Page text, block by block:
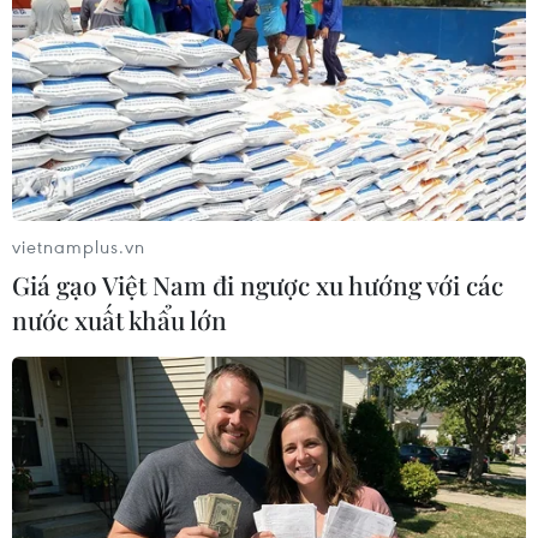
Những lý do khiến du
khách Ấn Độ chuyển
hướng sang Việt Nam
08/08/2026 23:58
Cộng hòa Dân chủ Congo
ghi nhận hơn 300 trẻ em
tử vong do Ebola
08/08/2026 15:21
Đà Nẵng: Hỗ trợ 700 triệu
đồng cho đồng bào nghèo
xã Hùng Sơn
08/08/2026 09:58
Vùng 3 Hải quân cứu thành
công 1 nạn nhân bị sóng
cuốn tại Mũi Nghê
08/08/2026 08:43
vietnamplus.vn
Giá gạo Việt Nam đi ngược xu hướng với các
nước xuất khẩu lớn